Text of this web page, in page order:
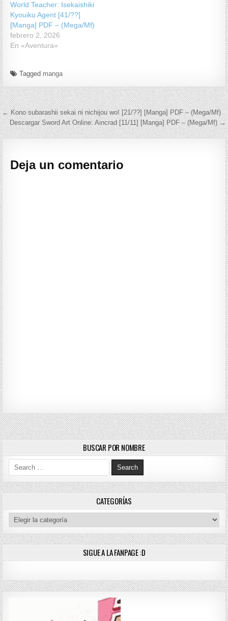
World Teacher: Isekaishiki
Kyouiku Agent [41/??]
[Manga] PDF – (Mega/Mf)
febrero 2, 2026
En «Aventura»
Tagged manga
Navegación de entradas
← Kono subarashii sekai ni nichijou wo! [21/??] [Manga] PDF – (Mega/Mf)
Descargar Sword Art Online: Aincrad [11/11] [Manga] PDF – (Mega/Mf) →
Deja un comentario
BUSCAR POR NOMBRE
Search for:
CATEGORÍAS
Categorías
SIGUE A LA FANPAGE :D